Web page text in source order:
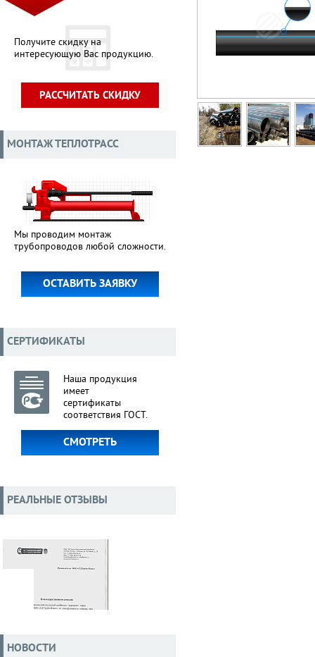
Получите скидку на
интересующую Вас продукцию.
РАССЧИТАТЬ СКИДКУ
МОНТАЖ ТЕПЛОТРАСС
Мы проводим монтаж
трубопроводов любой сложности.
ОСТАВИТЬ ЗАЯВКУ
СЕРТИФИКАТЫ
Наша продукция
имеет
сертификаты
соответствия ГОСТ.
СМОТРЕТЬ
РЕАЛЬНЫЕ ОТЗЫВЫ
НОВОСТИ